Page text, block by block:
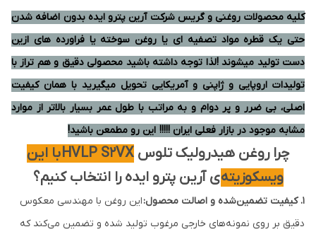
کلیه محصولات روغنی و گریس شرکت آرین پترو ایده بدون اضافه شدن
حتی یک قطره مواد تصفیه ای یا روغن سوخته یا فراورده های ازین
دست تولید میشوند !لذا توجه داشته باشید محصولی دقیق و هم تراز با
تولیدات اروپایی و ژاپنی و آمریکایی تحویل میگیرید با همان کیفیت
اصلی، بی ضرر و پر دوام و به مراتب با طول عمر بسیار بالاتر از موارد
مشابه موجود در بازار فعلی ایران !!!!! این رو مطمعن باشید!
چرا روغن هیدرولیک تلوس
HVLP S2VX با این
ویسکوزیتهی آرین پترو ایده را انتخاب کنیم؟
۱. کیفیت تضمین‌شده و اصالت محصول:این روغن با مهندسی معکوس
دقیق بر روی نمونه‌های خارجی مرغوب تولید شده و تضمین می‌کند که